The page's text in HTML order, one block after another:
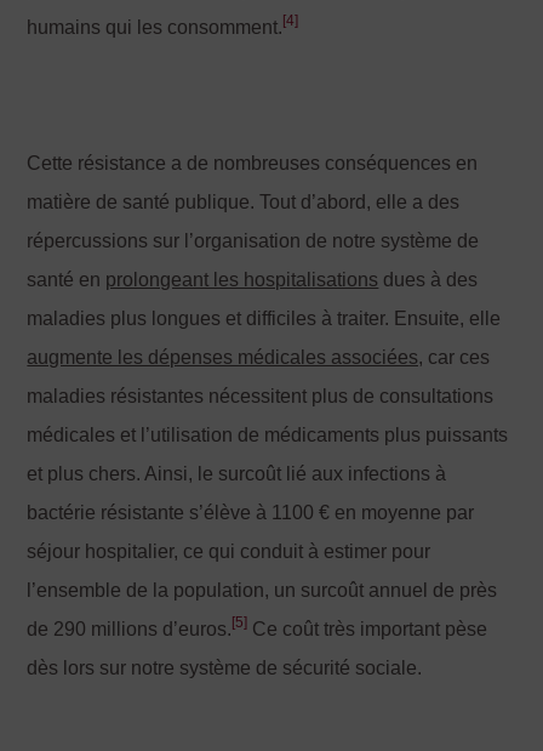
humains qui les consomment. [4]
Cette résistance a de nombreuses conséquences en
matière de santé publique. Tout d’abord, elle a des
répercussions sur l’organisation de notre système de
santé en prolongeant les hospitalisations dues à des
maladies plus longues et difficiles à traiter. Ensuite, elle
augmente les dépenses médicales associées, car ces
maladies résistantes nécessitent plus de consultations
médicales et l’utilisation de médicaments plus puissants
et plus chers. Ainsi, le surcoût lié aux infections à
bactérie résistante s’élève à 1100 € en moyenne par
séjour hospitalier, ce qui conduit à estimer pour
l’ensemble de la population, un surcoût annuel de près
de 290 millions d’euros. [5] Ce coût très important pèse
dès lors sur notre système de sécurité sociale.